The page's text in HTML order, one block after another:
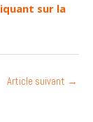
sur la
Article suivant →